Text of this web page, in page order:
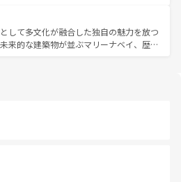
年中温暖で、どの季節にも異なる楽しみ
しみやすいタイの人々、仏教を中心とし
様な観光資源が、訪れる旅人を魅了し続
も感動するはず。観光スポットが密集し
見どころを回れるのも魅力。息をのむよ
的な体験まで、香港を存分に楽しみ尽く
して多文化が融合した独自の魅力を放つ
来的な建築物が並ぶマリーナベイ、歴史
地元の風情を楽しめる外せないスポット